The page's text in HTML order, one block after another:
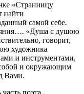
«Странницу
самой себе.
«Душа с душою
говорит,
художника
и инструментами,
и окружающим
Вами.